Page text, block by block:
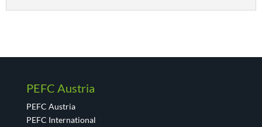
PEFC Austria
PEFC Austria
PEFC International